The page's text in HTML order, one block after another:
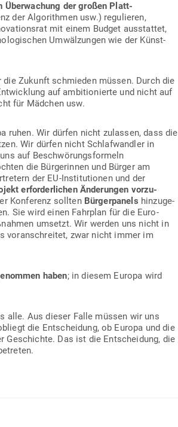
Über­wa­chung der großen Platt­
der Algo­rithmen usw.) regu­lieren,
mit einem Budget aus­stattet,
Umwäl­zungen wie der Künst­
Zukunft schmieden müssen. Durch die
auf ambi­tio­nierte und nicht auf
für Mädchen usw.
ruhen. Wir dürfen nicht zulassen, dass die
Wir dürfen nicht Schlaf­wandler in
auf Beschwö­rungs­formeln
die Bür­ge­rinnen und Bürger am
der EU-Insti­tu­tionen und der
erfor­der­lichen Ände­rungen vor­zu­
Kon­ferenz sollten Bür­ger­panels hin­zu­ge­
Sie wird einen Fahrplan für die Euro­
umsetzt. Wir werden uns nicht in
vor­an­schreitet, zwar nicht immer im
haben; in diesem Europa wird
alle. Aus dieser Falle müssen wir uns
die Ent­scheidung, ob Europa und die
Das ist die Ent­scheidung, die